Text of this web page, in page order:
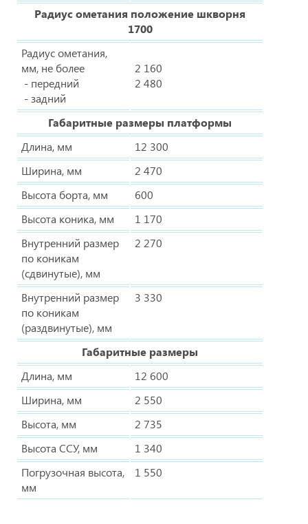
Радиус ометания положение шкворня
1700
Радиус ометания,
мм, не более
- передний
- задний
2 160
2 480
Габаритные размеры платформы
Длина, мм
12 300
Ширина, мм
2 470
Высота борта, мм
600
Высота коника, мм
1 170
Внутренний размер
по коникам
(сдвинутые), мм
2 270
Внутренний размер
по коникам
(раздвинутые), мм
3 330
Габаритные размеры
Длина, мм
12 600
Ширина, мм
2 550
Высота, мм
2 735
Высота ССУ, мм
1 340
Погрузочная высота,
мм
1 550